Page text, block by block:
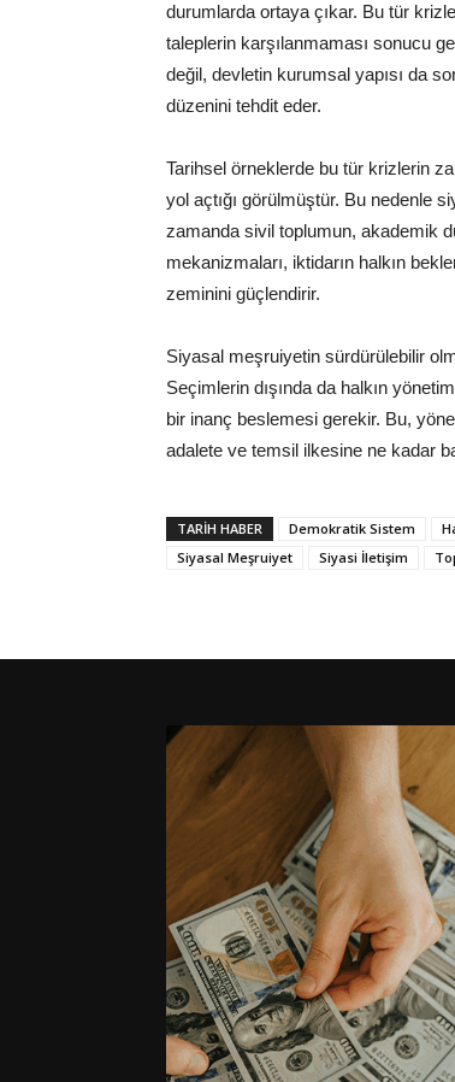
durumlarda ortaya çıkar. Bu tür
taleplerin karşılanmaması sonucu
değil, devletin kurumsal yapısı da
düzenini tehdit eder.
Tarihsel örneklerde bu tür krizlerin
yol açtığı görülmüştür. Bu nedenle
zamanda sivil toplumun, akademik
mekanizmaları, iktidarın halkın
zeminini güçlendirir.
Siyasal meşruiyetin sürdürülebilir
Seçimlerin dışında da halkın
bir inanç beslemesi gerekir. Bu,
adalete ve temsil ilkesine ne kadar
TARIH HABER Demokratik Sistem
Siyasal Meşruiyet
Siyasi İletişim